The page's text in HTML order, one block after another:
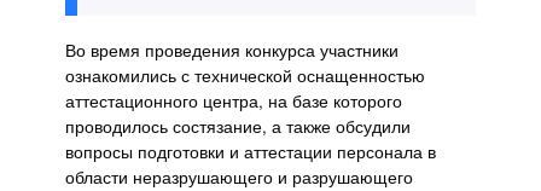
Во время проведения конкурса участники
ознакомились с технической оснащенностью
аттестационного центра, на базе которого
проводилось состязание, а также обсудили
вопросы подготовки и аттестации персонала в
области неразрушающего и разрушающего